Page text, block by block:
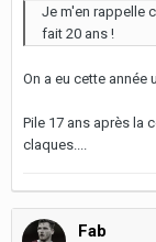
Je m'en rappelle
fait 20 ans !
On a eu cette année
Pile 17 ans après la
claques....
Fab